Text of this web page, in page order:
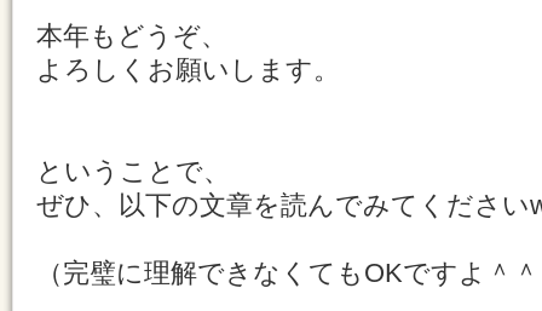
本年もどうぞ、
よろしくお願いします。
ということで、
ぜひ、以下の文章を読んでみてください
（完璧に理解できなくてもOKですよ＾